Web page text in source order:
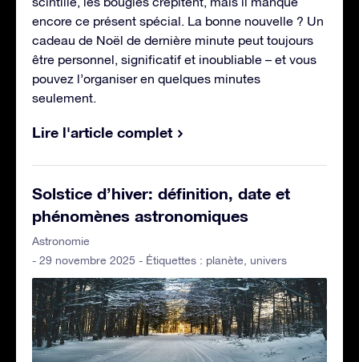
encore ce présent spécial. La bonne nouvelle ? Un
cadeau de Noël de dernière minute peut toujours
être personnel, significatif et inoubliable – et vous
pouvez l’organiser en quelques minutes
seulement.
Lire l'article complet
Solstice d’hiver: définition, date et
phénomènes astronomiques
Astronomie
- 29 novembre 2025 - Étiquettes : planète univers